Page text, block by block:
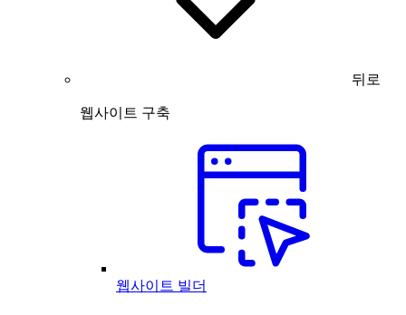
뒤로
웹사이트 구축
웹사이트 빌더